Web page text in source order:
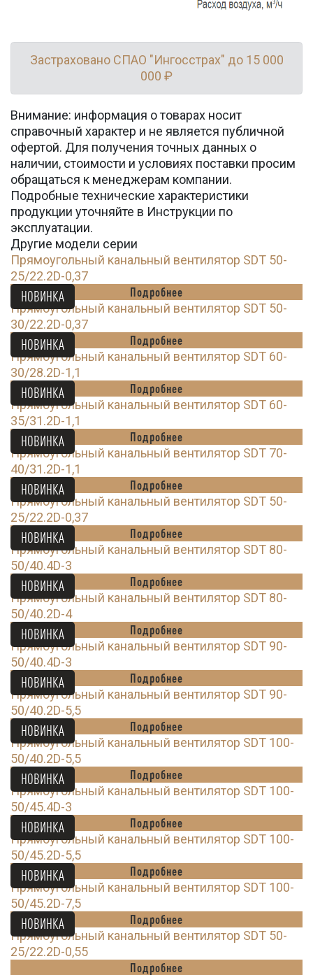
Застраховано СПАО "Ингосстрах" до 15 000
000 ₽
Внимание: информация о товарах носит
справочный характер и не является публичной
офертой. Для получения точных данных о
наличии, стоимости и условиях поставки просим
обращаться к менеджерам компании.
Подробные технические характеристики
продукции уточняйте в Инструкции по
эксплуатации.
Другие модели серии
Прямоугольный канальный вентилятор SDT 50-
25/22.2D-0,37
НОВИНКА Подробнее
Прямоугольный канальный вентилятор SDT 50-
30/22.2D-0,37
НОВИНКА Подробнее
Прямоугольный канальный вентилятор SDT 60-
30/28.2D-1,1
НОВИНКА Подробнее
Прямоугольный канальный вентилятор SDT 60-
35/31.2D-1,1
НОВИНКА Подробнее
Прямоугольный канальный вентилятор SDT 70-
40/31.2D-1,1
НОВИНКА Подробнее
Прямоугольный канальный вентилятор SDT 50-
25/22.2D-0,37
НОВИНКА Подробнее
Прямоугольный канальный вентилятор SDT 80-
50/40.4D-3
НОВИНКА Подробнее
Прямоугольный канальный вентилятор SDT 80-
50/40.2D-4
НОВИНКА Подробнее
Прямоугольный канальный вентилятор SDT 90-
50/40.4D-3
НОВИНКА Подробнее
Прямоугольный канальный вентилятор SDT 90-
50/40.2D-5,5
НОВИНКА Подробнее
Прямоугольный канальный вентилятор SDT 100-
50/40.2D-5,5
НОВИНКА Подробнее
Прямоугольный канальный вентилятор SDT 100-
50/45.4D-3
НОВИНКА Подробнее
Прямоугольный канальный вентилятор SDT 100-
50/45.2D-5,5
НОВИНКА Подробнее
Прямоугольный канальный вентилятор SDT 100-
50/45.2D-7,5
НОВИНКА Подробнее
Прямоугольный канальный вентилятор SDT 50-
25/22.2D-0,55
Подробнее